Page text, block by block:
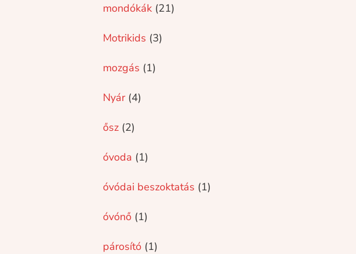
mondókák (21)
Motrikids (3)
mozgás (1)
Nyár(4)
ősz (2)
óvoda (1)
óvódai beszoktatás (1)
óvónő (1)
párosító (1)